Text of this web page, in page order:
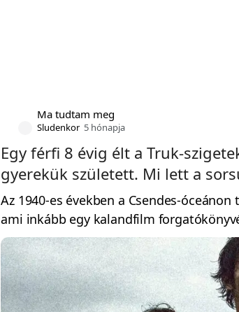
Ma tudtam meg
Sludenkor 5 hónapja
Egy férfi 8 évig élt a Truk-
gyerekük született. Mi lett a
Az 1940-es években a Csendes-
ami inkább egy kalandfilm